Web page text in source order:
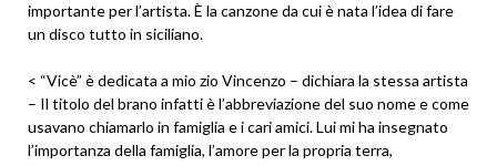
importante per l’artista. È la canzone da cui è nata l’idea di fare
un disco tutto in siciliano.
< “Vicè” è dedicata a mio zio Vincenzo – dichiara la stessa artista
– Il titolo del brano infatti è l’abbreviazione del suo nome e come
usavano chiamarlo in famiglia e i cari amici. Lui mi ha insegnato
l’importanza della famiglia, l’amore per la propria terra,